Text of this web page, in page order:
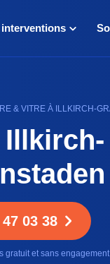
interventions
& VITRE À ILLKIRCH-
03 38
gratuit et sans engagement